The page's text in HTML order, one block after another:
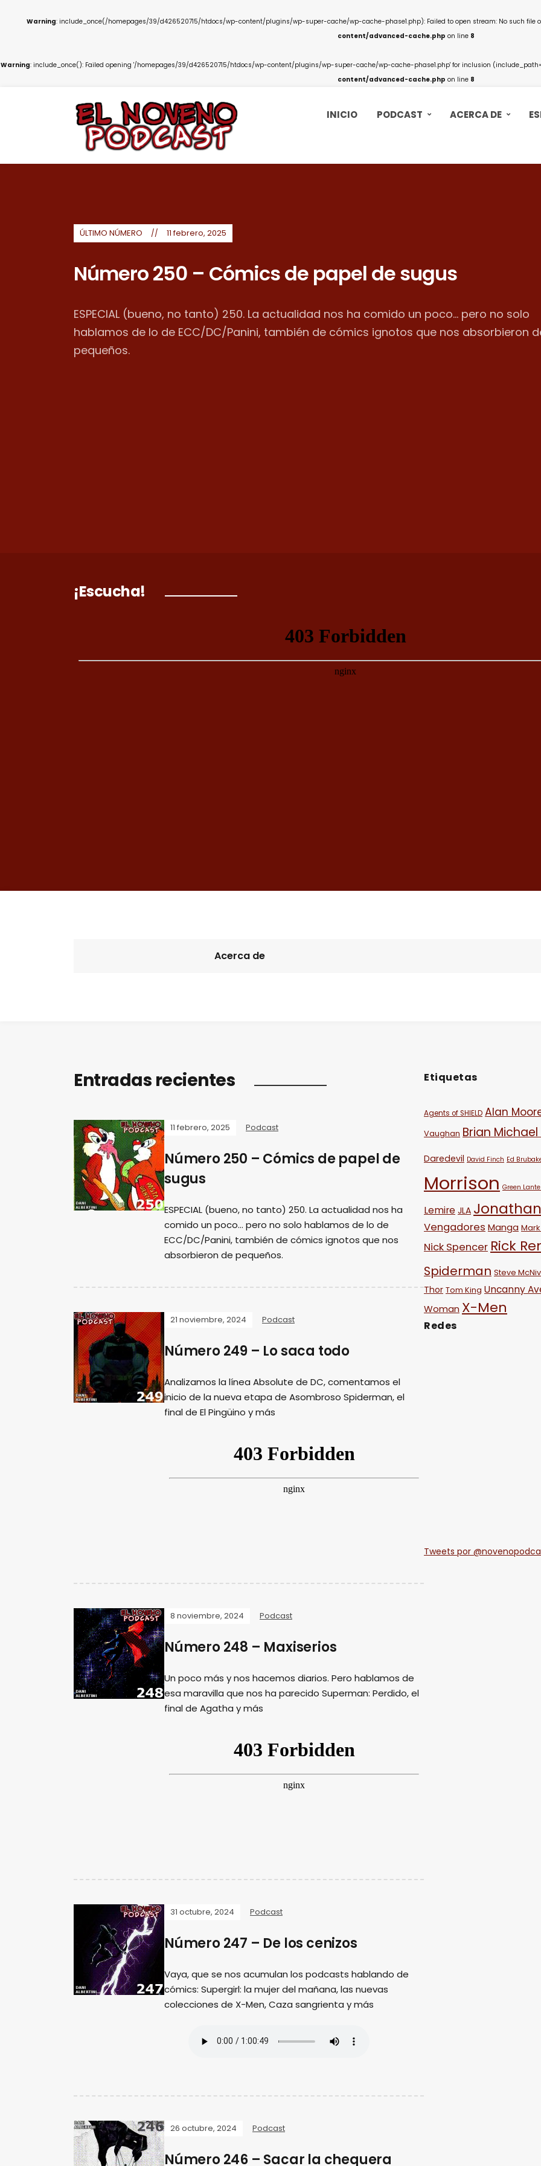
Warning: include_once(/homepages/39/d426520715/htdocs/wp-content/plugins/wp-super-cache/wp-cache-phase1.php): Failed to open stream: No such file
content/advanced-cache.php on line 8
Warning: include_once(): Failed opening '/homepages/39/d426520715/htdocs/wp-content/plugins/wp-super-cache/wp-cache-phase1.php' for inclusion
content/advanced-cache.php on line 8
INICIO PODCAST ACERCA DE
ÚLTIMO NÚMERO 11 febrero, 2025
Número 250 – Cómics de papel de sugus
ESPECIAL (bueno, no tanto) 250. La actualidad nos ha comido un poco... pero no solo
hablamos de lo de ECC/DC/Panini, también de cómics ignotos que nos absorbieron
pequeños.
¡Escucha!
Acerca de
Entradas recientes
11 febrero, 2025 Podcast
Número 250 – Cómics de papel de
sugus
ESPECIAL (bueno, no tanto) 250. La actualidad nos ha
comido un poco... pero no solo hablamos de lo de
ECC/DC/Panini, también de cómics ignotos que nos
absorbieron de pequeños.
21 noviembre, 2024 Podcast
Número 249 – Lo saca todo
Analizamos la línea Absolute de DC, comentamos el
inicio de la nueva etapa de Asombroso Spiderman, el
final de El Pingüino y más
8 noviembre, 2024 Podcast
Número 248 – Maxiserios
Un poco más y nos hacemos diarios. Pero hablamos de
esa maravilla que nos ha parecido Superman: Perdido, el
final de Agatha y más
31 octubre, 2024 Podcast
Número 247 – De los cenizos
Vaya, que se nos acumulan los podcasts hablando de
cómics: Supergirl: la mujer del mañana, las nuevas
colecciones de X-Men, Caza sangrienta y más
26 octubre, 2024 Podcast
Número 246 – Sacar la chequera
Etiquetas
Agents of SHIELD Alan
Vaughan Brian
Daredevil David Finch Ed
Morrison Green
Lemire JLA
Vengadores Manga
Nick Spencer Rick
Spiderman Steve
Thor Tom King Uncanny
Woman X-Men
Redes
Tweets por